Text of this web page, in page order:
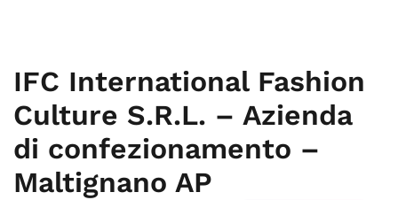
IFC International Fashion
Culture S.R.L. – Azienda
di confezionamento –
Maltignano AP